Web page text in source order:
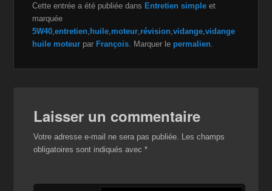
c
e
b
o
k
tt
er
a
z
o
n
is
h
Li
ail p
y
Li
n
ta
g
er
Cette entrée a été publiée dans Entretien simple et
marquée
5W40 ,entretien huile moteur révision ,vidange ,vidange
huile moteur par François . Marquer le permalien
Laisser un commentaire
Votre adresse e-mail ne sera pas publiée. Les champs
obligatoires sont indiqués avec*